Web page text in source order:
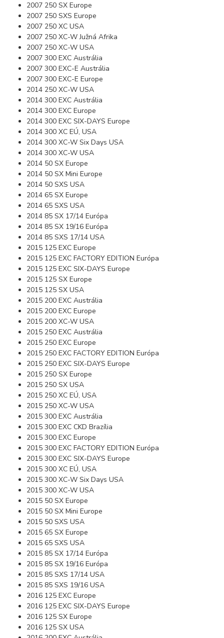
2007 250 SX Europe
2007 250 SXS Europe
2007 250 XC USA
2007 250 XC-W Južná Afrika
2007 250 XC-W USA
2007 300 EXC Austrália
2007 300 EXC-E Austrália
2007 300 EXC-E Europe
2014 250 XC-W USA
2014 300 EXC Austrália
2014 300 EXC Europe
2014 300 EXC SIX-DAYS Europe
2014 300 XC EÚ, USA
2014 300 XC-W Six Days USA
2014 300 XC-W USA
2014 50 SX Europe
2014 50 SX Mini Europe
2014 50 SXS USA
2014 65 SX Europe
2014 65 SXS USA
2014 85 SX 17/14 Európa
2014 85 SX 19/16 Európa
2014 85 SXS 17/14 USA
2015 125 EXC Europe
2015 125 EXC FACTORY EDITION Európa
2015 125 EXC SIX-DAYS Europe
2015 125 SX Europe
2015 125 SX USA
2015 200 EXC Austrália
2015 200 EXC Europe
2015 200 XC-W USA
2015 250 EXC Austrália
2015 250 EXC Europe
2015 250 EXC FACTORY EDITION Európa
2015 250 EXC SIX-DAYS Europe
2015 250 SX Europe
2015 250 SX USA
2015 250 XC EÚ, USA
2015 250 XC-W USA
2015 300 EXC Austrália
2015 300 EXC CKD Brazília
2015 300 EXC Europe
2015 300 EXC FACTORY EDITION Európa
2015 300 EXC SIX-DAYS Europe
2015 300 XC EÚ, USA
2015 300 XC-W Six Days USA
2015 300 XC-W USA
2015 50 SX Europe
2015 50 SX Mini Europe
2015 50 SXS USA
2015 65 SX Europe
2015 65 SXS USA
2015 85 SX 17/14 Európa
2015 85 SX 19/16 Európa
2015 85 SXS 17/14 USA
2015 85 SXS 19/16 USA
2016 125 EXC Europe
2016 125 EXC SIX-DAYS Europe
2016 125 SX Europe
2016 125 SX USA